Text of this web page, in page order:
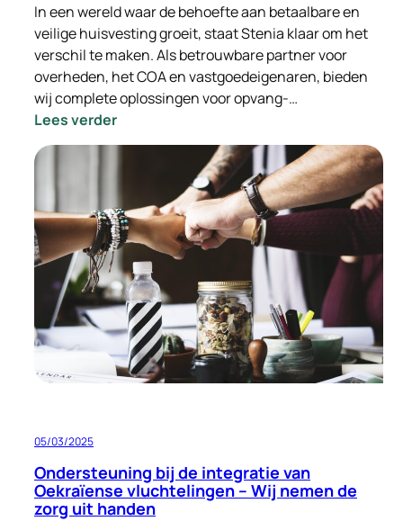
In een wereld waar de behoefte aan betaalbare en
veilige huisvesting groeit, staat Stenia klaar om het
verschil te maken. Als betrouwbare partner voor
overheden, het COA en vastgoedeigenaren, bieden
wij complete oplossingen voor opvang-…
Lees verder:
Stenia:
aan
menswaardige
huisvesting
05/03/2025
Ondersteuning bij de integratie van
Oekraïense vluchtelingen – Wij nemen de
zorg uit handen